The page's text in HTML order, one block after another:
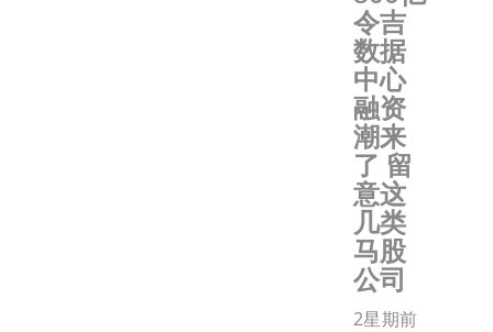
令吉
数据
中心
融资
潮来
了 留
意这
几类
马股
公司
2星期前